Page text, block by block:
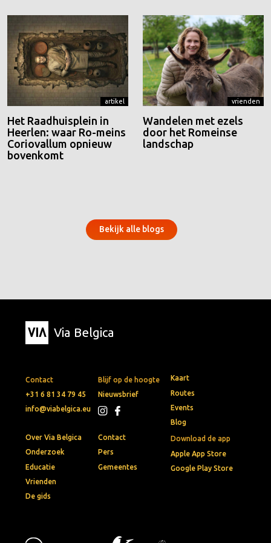
artikel
Het Raadhuisplein in
Heerlen: waar Ro-meins
Coriovallum opnieuw
bovenkomt
vrienden
Wandelen met ezels
door het Romeinse
landschap
Bekijk alle blogs
Via Belgica
Contact
+31 6 81 34 79 45
info@viabelgica.eu
Blijf op de hoogte
Nieuwsbrief
Download de app
Apple App Store
Google Play Store
Kaart
Routes
Events
Blog
Over Via Belgica
Onderzoek
Educatie
Vrienden
De gids
Contact
Pers
Gemeentes